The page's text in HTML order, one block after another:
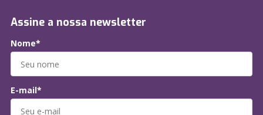
Assine a nossa newsletter
Nome*
E-mail*